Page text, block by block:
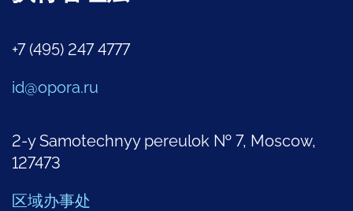
+7 (495) 247 4777
id@opora.ru
2-y Samotechnyy pereulok № 7, Moscow,
127473
区域办事处